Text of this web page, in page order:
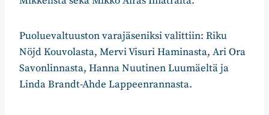
Puoluevaltuuston varajäseniksi valittiin: Riku
Nöjd Kouvolasta, Mervi Visuri Haminasta, Ari Ora
Savonlinnasta, Hanna Nuutinen Luumäeltä ja
Linda Brandt-Ahde Lappeenrannasta.